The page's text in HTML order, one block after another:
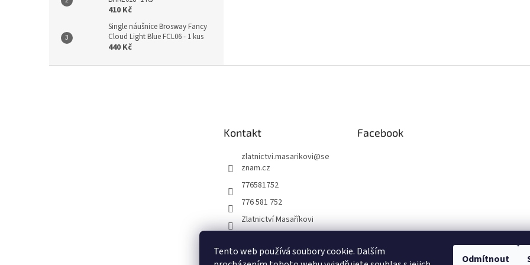
Tento web používá soubory cookie. Dalším
Odmítnout
410 Kč
Single náušnice Brosway Fancy
Cloud Light Blue FCL06 - 1 kus
440 Kč
Kontakt
zlatnictvi.masarikovi@se
znam.cz
776581752
776 581 752
Zlatnictví Masaříkovi
Facebook
Formuláře